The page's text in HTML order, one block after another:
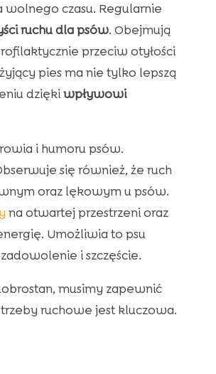
czasu. Regularnie
ruchu dla psów. Obejmują
przeciw otyłości
pies ma nie tylko lepszą
dziękiwpływowi
i humoru psów.
się również, że ruch
oraz lękowym u psów.
na otwartej przestrzeni oraz
Umożliwia to psu
i szczęście.
musimy zapewnić
ruchowe jest kluczowa.